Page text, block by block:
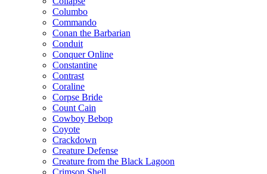
Columbo
Commando
Conan the Barbarian
Conduit
Conquer Online
Constantine
Contrast
Coraline
Corpse Bride
Count Cain
Cowboy Bebop
Coyote
Crackdown
Creature Defense
Creature from the Black Lagoon
Crimson Shell